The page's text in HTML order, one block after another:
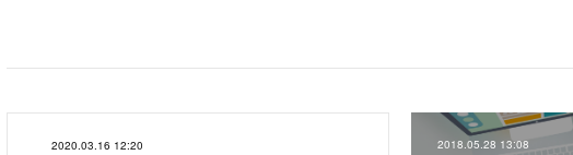
2020.03.16 12:20 2018.05.28 13:08